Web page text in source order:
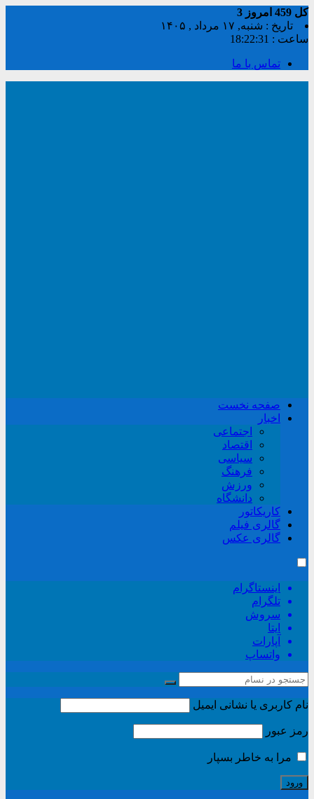
کل امروز 3
تاریخ : شنبه, ۱۷ مرداد , ۱۴۰۵
ساعت : 18:22:31
تماس با ما
صفحه نخست
اخبار
اجتماعی
اقتصاد
سیاسی
فرهنگ
ورزش
دانشگاه
کاریکاتور
گالری فیلم
گالری عکس
اینستاگرام
تلگرام
سروش
ایتا
آپارات
واتساپ
نام کاربری یا نشانی ایمیل
رمز عبور
مرا به خاطر بسپار